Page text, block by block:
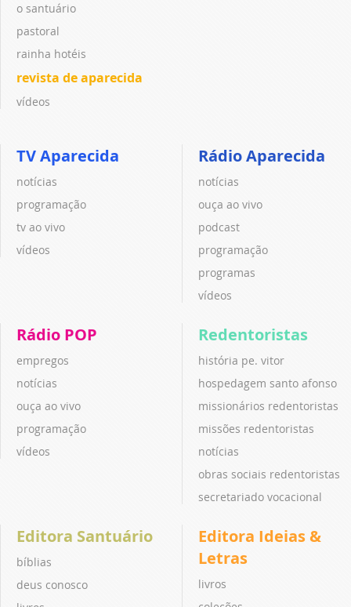
o santuário
pastoral
rainha hotéis
revista de aparecida
vídeos
TV Aparecida
notícias
programação
tv ao vivo
vídeos
Rádio Aparecida
notícias
ouça ao vivo
podcast
programação
programas
vídeos
Rádio POP
empregos
notícias
ouça ao vivo
programação
vídeos
Redentoristas
história pe. vitor
hospedagem santo afonso
missionários redentoristas
missões redentoristas
notícias
obras sociais redentoristas
secretariado vocacional
Editora Santuário
bíblias
deus conosco
Editora Ideias &
Letras
livros